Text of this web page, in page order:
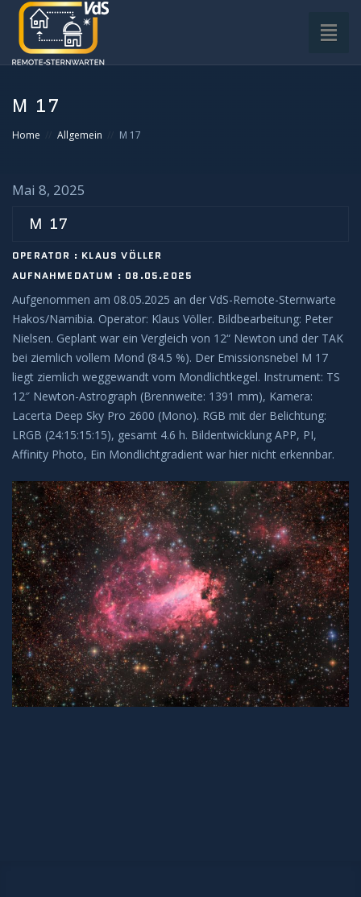
VDS-STERNWARTE
EQUIPMENT
SOFTWARE
BETRIEB
BEOBACHTUNG
Archiv
REMOTE-STERNWARTEN
Hakos
Aktuelles
KONTAKT
M 17
Home Allgemein M 17
Mai 8, 2025
M 17
OPERATOR : KLAUS VÖLLER
AUFNAHMEDATUM : 08.05.2025
Aufgenommen am 08.05.2025 an der VdS-Remote-Sternwarte
Hakos/Namibia. Operator: Klaus Völler. Bildbearbeitung: Peter
Nielsen. Geplant war ein Vergleich von 12“ Newton und der TAK
bei ziemlich vollem Mond (84.5 %). Der Emissionsnebel M 17
liegt ziemlich weggewandt vom Mondlichtkegel. Instrument: TS
12″ Newton-Astrograph (Brennweite: 1391 mm), Kamera:
Lacerta Deep Sky Pro 2600 (Mono). RGB mit der Belichtung:
LRGB (24:15:15:15), gesamt 4.6 h. Bildentwicklung APP, PI,
Affinity Photo, Ein Mondlichtgradient war hier nicht erkennbar.